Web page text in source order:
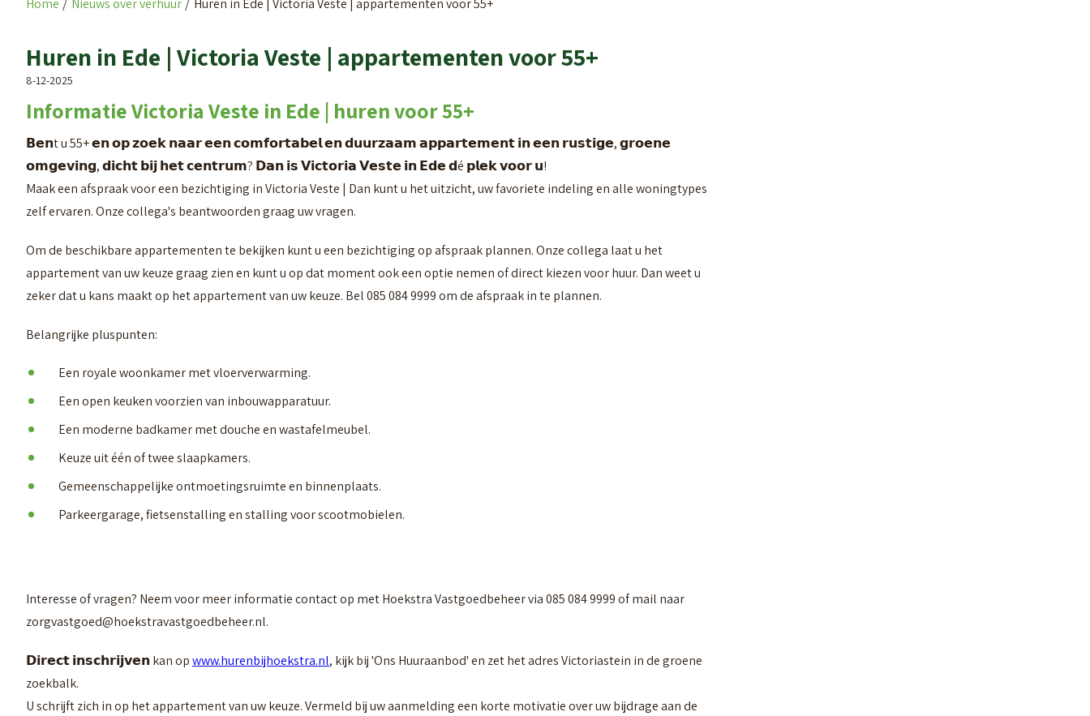
Home Nieuws over verhuur Huren in Ede | Victoria Veste | appartementen voor 55+
Huren in Ede | Victoria Veste | appartementen voor 55+
8-12-2025
Informatie Victoria Veste in Ede | huren voor 55+
𝗕𝗲𝗻t u 55+ 𝗲𝗻 𝗼𝗽 𝘇𝗼𝗲𝗸 𝗻𝗮𝗮𝗿 𝗲𝗲𝗻 𝗰𝗼𝗺𝗳𝗼𝗿𝘁𝗮𝗯𝗲𝗹 𝗲𝗻 𝗱𝘂𝘂𝗿𝘇𝗮𝗮𝗺 𝗮𝗽𝗽𝗮𝗿𝘁𝗲𝗺𝗲𝗻𝘁 𝗶𝗻 𝗲𝗲𝗻 𝗿𝘂𝘀𝘁𝗶𝗴𝗲, 𝗴𝗿𝗼𝗲𝗻𝗲
𝗼𝗺𝗴𝗲𝘃𝗶𝗻𝗴, 𝗱𝗶𝗰𝗵𝘁 𝗯𝗶𝗷 𝗵𝗲𝘁 𝗰𝗲𝗻𝘁𝗿𝘂𝗺? 𝗗𝗮𝗻 𝗶𝘀 𝗩𝗶𝗰𝘁𝗼𝗿𝗶𝗮 𝗩𝗲𝘀𝘁𝗲 𝗶𝗻 𝗘𝗱𝗲 𝗱é 𝗽𝗹𝗲𝗸 𝘃𝗼𝗼𝗿 𝘂!
Maak een afspraak voor een bezichtiging in Victoria Veste | Dan kunt u het uitzicht, uw favoriete indeling en alle woningtypes
zelf ervaren. Onze collega's beantwoorden graag uw vragen.
Om de beschikbare appartementen te bekijken kunt u een bezichtiging op afspraak plannen. Onze collega laat u het
appartement van uw keuze graag zien en kunt u op dat moment ook een optie nemen of direct kiezen voor huur. Dan weet u
zeker dat u kans maakt op het appartement van uw keuze. Bel 085 084 9999 om de afspraak in te plannen.
Belangrijke pluspunten:
Een royale woonkamer met vloerverwarming.
Een open keuken voorzien van inbouwapparatuur.
Een moderne badkamer met douche en wastafelmeubel.
Keuze uit één of twee slaapkamers.
Gemeenschappelijke ontmoetingsruimte en binnenplaats.
Parkeergarage, fietsenstalling en stalling voor scootmobielen.
Interesse of vragen? Neem voor meer informatie contact op met Hoekstra Vastgoedbeheer via 085 084 9999 of mail naar
zorgvastgoed@hoekstravastgoedbeheer.nl.
𝗗𝗶𝗿𝗲𝗰𝘁 𝗶𝗻𝘀𝗰𝗵𝗿𝗶𝗷𝘃𝗲𝗻 kan opwww.hurenbijhoekstra.nl, kijk bij 'Ons Huuraanbod' en zet het adres Victoriastein in de groene
zoekbalk.
U schrijft zich in op het appartement van uw keuze. Vermeld bij uw aanmelding een korte motivatie over uw bijdrage aan de